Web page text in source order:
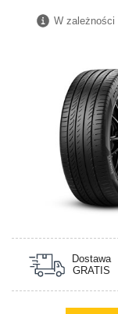
W zależności
Dostawa
GRATIS